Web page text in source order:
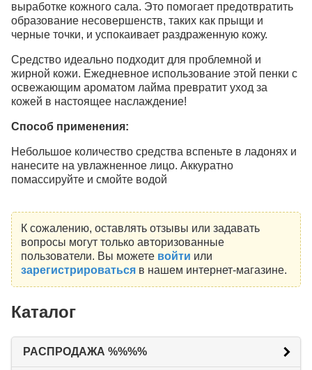
выработке кожного сала. Это помогает предотвратить
образование несовершенств, таких как прыщи и
черные точки, и успокаивает раздраженную кожу.
Средство идеально подходит для проблемной и
жирной кожи. Ежедневное использование этой пенки с
освежающим ароматом лайма превратит уход за
кожей в настоящее наслаждение!
Способ применения:
Небольшое количество средства вспеньте в ладонях и
нанесите на увлажненное лицо. Аккуратно
помассируйте и смойте водой
К сожалению, оставлять отзывы или задавать
вопросы могут только авторизованные
пользователи. Вы можете войти или
зарегистрироватьсяв нашем интернет-магазине.
Каталог
РАСПРОДАЖА %%%%